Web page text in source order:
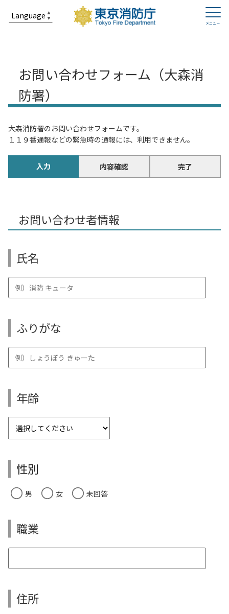
お問い合わせフォーム（大森消
防署）
大森消防署のお問い合わせフォームです。
１１９番通報などの緊急時の通報には、利用できません。
入力 内容確認 完了
お問い合わせ者情報
氏名
ふりがな
年齢
性別
男 女 未回答
職業
住所